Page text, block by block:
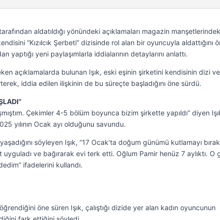
aldatıldığı yönündeki açıklamaları magazin
“Kızılcık Şerbeti” dizisinde rol alan bir oyuncuyla aldattığını
yaptığı yeni paylaşımlarla iddialarının detaylarını anlattı.
açıklamalarda bulunan Işık, eski eşinin şirketini kendisinin dizi ve
iddia edilen ilişkinin de bu süreçte başladığını öne sürdü.
Çekimler 4-5 bölüm boyunca bizim şirkette yapıldı” diyen
yılının Ocak ayı olduğunu savundu.
söyleyen Işık, “17 Ocak’ta doğum günümü kutlamayı
ve bağırarak evi terk etti. Oğlum Pamir henüz 7 aylıktı. O
ifadelerini kullandı.
öne süren Işık, çalıştığı dizide yer alan kadın oyuncunun